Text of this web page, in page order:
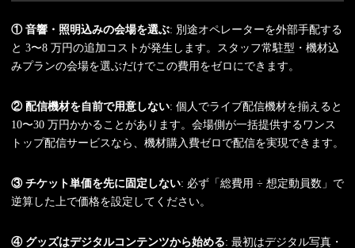
① 音響・照明込みの会場を選ぶ: 別途オペレーターを外部手配する
と 3〜8 万円の追加コストが発生します。スタッフ常駐型・機材込
みプランの会場を選ぶだけでこの費用をゼロにできます。
② 配信機材を自前で用意しない: 個人でライブ配信機材を揃えると
10〜30 万円かかることがあります。会場側が一括提供するワンス
トップ配信サービスなら、機材購入費ゼロで配信を実現できます。
③ チケット単価を先に固定しない: 必ず「総費用 ÷ 想定動員数」で
逆算した上で価格を設定してください。
④ グッズはデジタルコンテンツから始める: 最初はデジタル写真・